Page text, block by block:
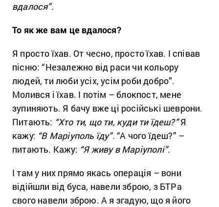
вдалося”.
То як же вам це вдалося?
Я просто їхав. От чесно, просто їхав. І співав
пісню: “Незалежно від раси чи кольору
людей, ти люби усіх, усім роби добро”.
Молився і їхав. І потім – блокпост, мене
зупиняють. Я бачу вже ці російські шеврони.
Питають: “Хто ти, що ти, куди ти їдеш?”Я
кажу: “В Маріуполь їду”. “А чого їдеш?” –
питають. Кажу: “Я живу в Маріуполі”.
І там у них прямо якась операція – вони
відійшли від буса, навели зброю, з БТРа
свого навели зброю. А я згадую, що я його